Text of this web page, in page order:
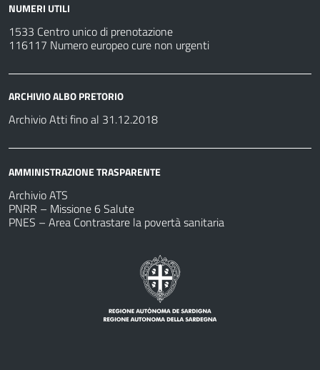
NUMERI UTILI
1533 Centro unico di prenotazione
116117 Numero europeo cure non urgenti
ARCHIVIO ALBO PRETORIO
Archivio Atti fino al 31.12.2018
AMMINISTRAZIONE TRASPARENTE
Archivio ATS
PNRR – Missione 6 Salute
PNES – Area Contrastare la povertà sanitaria